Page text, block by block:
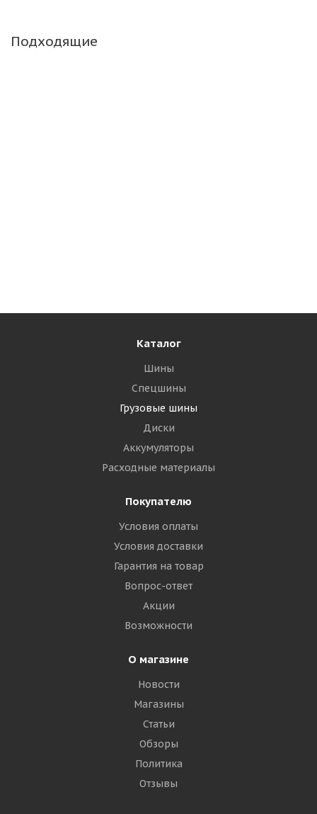
Подходящие
Подробнее
Каталог
Шины
Спецшины
Грузовые шины
Диски
Аккумуляторы
Расходные материалы
Покупателю
Условия оплаты
Условия доставки
Гарантия на товар
Вопрос-ответ
Акции
Возможности
О магазине
Новости
Магазины
Статьи
Обзоры
Политика
Отзывы